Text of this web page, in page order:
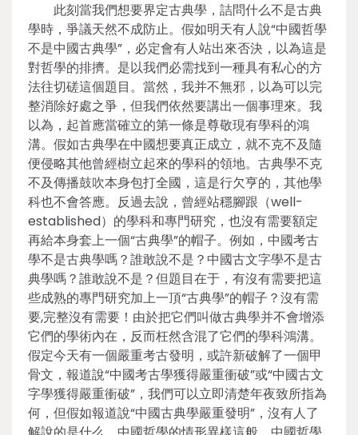
此刻當我們想要界定古典學，詰問什么不是古典
學時，爭議天然不成防止。假如明天有人說“中國哲學
不是中國古典學”，必定會有人站出來否決，以為這是
對哲學的排擠。是以我們必需找到一種具有私心的方
法往切磋這個題目。當然，我并不無邪，以為可以完
整消除好處之爭，但我們依然要講出一個事理來。我
以為，起首應當確立的第一條是尊敬現有學科的鴻
溝。假如古典學在中國想要真正成立，就不克不及隨
便侵略其他曾經樹立起來的學科的領地。古典學不克
不及傳播鼓吹本身包打全國，這是行欠亨的，其他學
科也不會答應。反過去說，曾經站穩腳跟（well-
established）的學科和專門研究，也沒有需要額定
再給本身套上一個“古典學”的帽子。例如，中國考古
學不是古典學嗎？誰敢說不是？中國古文字學不是古
典學嗎？誰敢說不是？但題目在于，有沒有需要把這
些成熟的專門研究加上一頂“古典學”的帽子？沒有需
要,完整沒有需要！由於把它們叫做古典學并不會增添
它們的學術內在，反而枉然含混了它們的學科鴻溝。
假定今天有一個嚴重考古發明，或許新破解了一個甲
骨文，報道說“中國考古學獲得嚴重衝破”或“中國古文
字學獲得嚴重衝破”，我們可以立即清楚年夜致所指為
何，但假如報道說“中國古典學嚴重發明”，沒有人了